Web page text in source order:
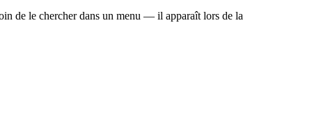
de le chercher dans un menu — il apparaît lors de la